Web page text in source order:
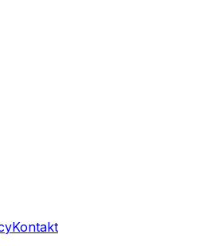
Kontakt